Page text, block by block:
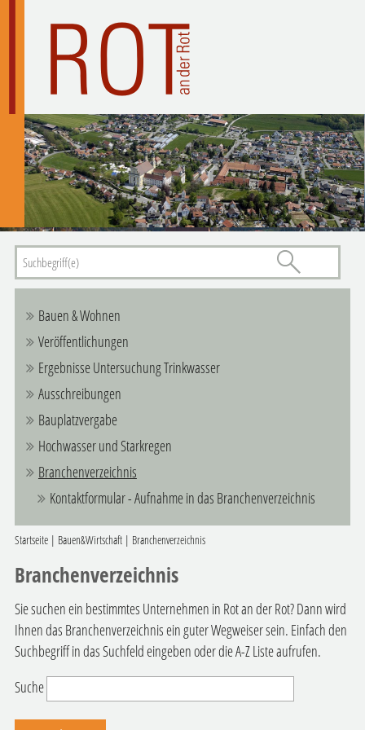
Bauen & Wohnen
Veröffentlichungen
Ergebnisse Untersuchung Trinkwasser
Ausschreibungen
Bauplatzvergabe
Hochwasser und Starkregen
Branchenverzeichnis
Kontaktformular - Aufnahme in das Branchenverzeichnis
Startseite| Bauen&Wirtschaft| Branchenverzeichnis
Branchenverzeichnis
Sie suchen ein bestimmtes Unternehmen in Rot an der Rot? Dann wird
Ihnen das Branchenverzeichnis ein guter Wegweiser sein. Einfach den
Suchbegriff in das Suchfeld eingeben oder die A-Z Liste aufrufen.
Suche